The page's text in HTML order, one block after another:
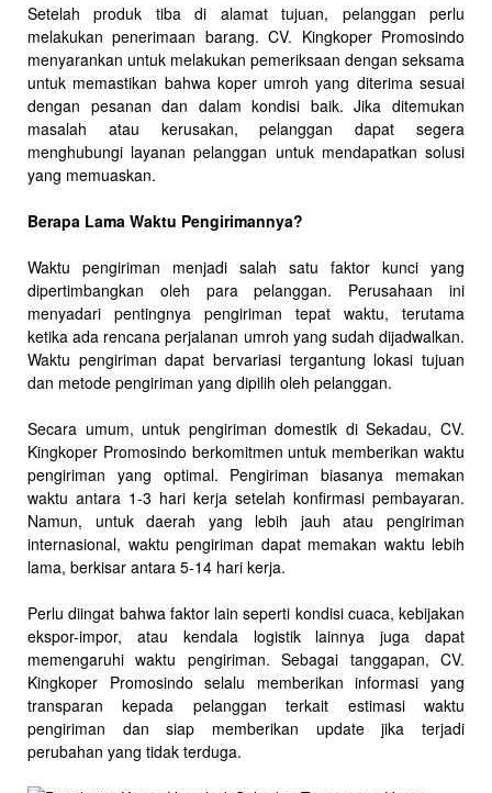
Setelah produk tiba di alamat tujuan, pelanggan perlu
melakukan penerimaan barang. CV. Kingkoper Promosindo
menyarankan untuk melakukan pemeriksaan dengan seksama
untuk memastikan bahwa koper umroh yang diterima sesuai
dengan pesanan dan dalam kondisi baik. Jika ditemukan
masalah atau kerusakan, pelanggan dapat segera
menghubungi layanan pelanggan untuk mendapatkan solusi
yang memuaskan.
Berapa Lama Waktu Pengirimannya?
Waktu pengiriman menjadi salah satu faktor kunci yang
dipertimbangkan oleh para pelanggan. Perusahaan ini
menyadari pentingnya pengiriman tepat waktu, terutama
ketika ada rencana perjalanan umroh yang sudah dijadwalkan.
Waktu pengiriman dapat bervariasi tergantung lokasi tujuan
dan metode pengiriman yang dipilih oleh pelanggan.
Secara umum, untuk pengiriman domestik di Sekadau, CV.
Kingkoper Promosindo berkomitmen untuk memberikan waktu
pengiriman yang optimal. Pengiriman biasanya memakan
waktu antara 1-3 hari kerja setelah konfirmasi pembayaran.
Namun, untuk daerah yang lebih jauh atau pengiriman
internasional, waktu pengiriman dapat memakan waktu lebih
lama, berkisar antara 5-14 hari kerja.
Perlu diingat bahwa faktor lain seperti kondisi cuaca, kebijakan
ekspor-impor, atau kendala logistik lainnya juga dapat
memengaruhi waktu pengiriman. Sebagai tanggapan, CV.
Kingkoper Promosindo selalu memberikan informasi yang
transparan kepada pelanggan terkait estimasi waktu
pengiriman dan siap memberikan update jika terjadi
perubahan yang tidak terduga.